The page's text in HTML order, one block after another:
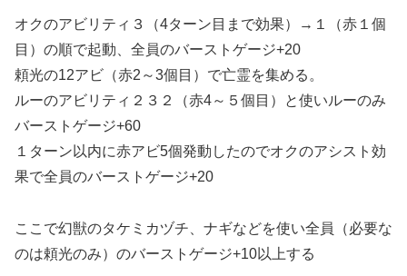
オクのアビリティ３（4ターン目まで効果）→１（赤１個
目）の順で起動、全員のバーストゲージ+20
頼光の12アビ（赤2～3個目）で亡霊を集める。
ルーのアビリティ２３２（赤4～５個目）と使いルーのみ
バーストゲージ+60
１ターン以内に赤アビ5個発動したのでオクのアシスト効
果で全員のバーストゲージ+20
ここで幻獣のタケミカヅチ、ナギなどを使い全員（必要な
のは頼光のみ）のバーストゲージ+10以上する